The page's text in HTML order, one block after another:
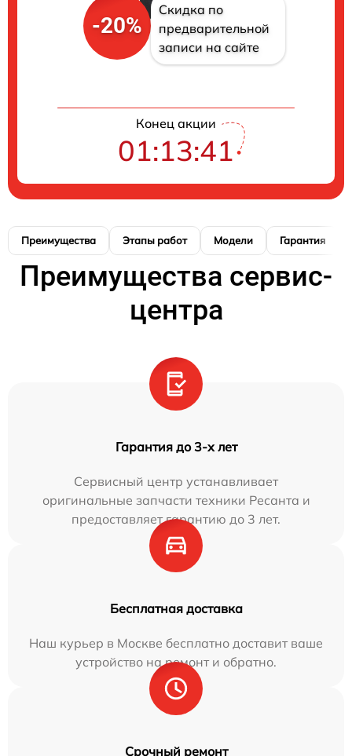
-20%
Скидка по
предварительной
записи на сайте
Конец акции
01:13:41
Преимущества Этапы работ Модели Гарантия
Преимущества сервис-
центра
Гарантия до 3-х лет
Сервисный центр устанавливает
оригинальные запчасти техники Ресанта и
предоставляет гарантию до 3 лет.
Бесплатная доставка
Наш курьер в Москве бесплатно доставит ваше
устройство на ремонт и обратно.
Срочный ремонт